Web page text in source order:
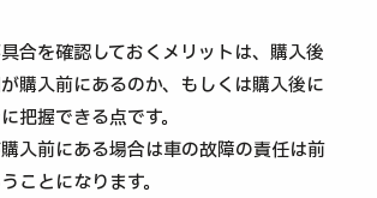
合を確認しておくメリットは、購入後
購入前にあるのか、もしくは購入後に
把握できる点です。
入前にある場合は車の故障の責任は前
ことになります。